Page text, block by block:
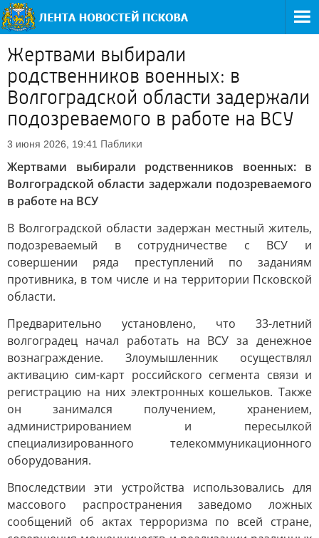
Жертвами выбирали
родственников военных: в
Волгоградской области задержали
подозреваемого в работе на ВСУ
3 июня 2026, 19:41 Паблики
Жертвами выбирали родственников военных: в
Волгоградской области задержали подозреваемого
в работе на ВСУ
В Волгоградской области задержан местный житель,
подозреваемый в сотрудничестве с ВСУ и
совершении ряда преступлений по заданиям
противника, в том числе и на территории Псковской
области.
Предварительно установлено, что 33-летний
волгоградец начал работать на ВСУ за денежное
вознаграждение. Злоумышленник осуществлял
активацию сим-карт российского сегмента связи и
регистрацию на них электронных кошельков. Также
он занимался получением, хранением,
администрированием и пересылкой
специализированного телекоммуникационного
оборудования.
Впоследствии эти устройства использовались для
массового распространения заведомо ложных
сообщений об актах терроризма по всей стране,